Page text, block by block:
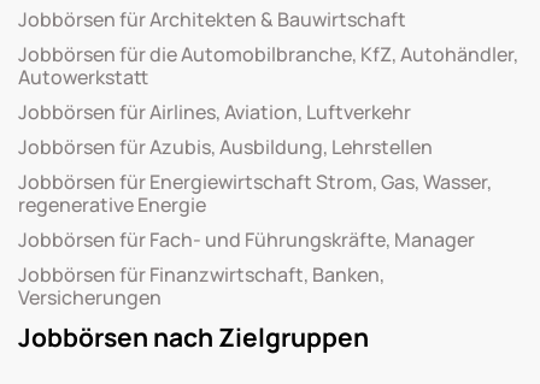
Jobbörsen für Architekten & Bauwirtschaft
Jobbörsen für die Automobilbranche, KfZ, Autohändler,
Autowerkstatt
Jobbörsen für Airlines, Aviation, Luftverkehr
Jobbörsen für Azubis, Ausbildung, Lehrstellen
Jobbörsen für Energiewirtschaft Strom, Gas, Wasser,
regenerative Energie
Jobbörsen für Fach- und Führungskräfte, Manager
Jobbörsen für Finanzwirtschaft, Banken,
Versicherungen
Jobbörsen nach Zielgruppen